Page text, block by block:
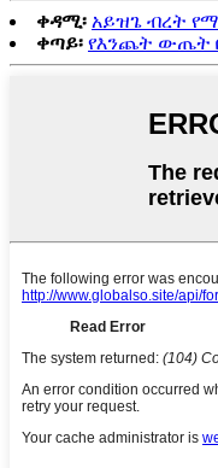
ቀዳሚ፡ አይዝጌ ብረት
ቀጣይ፡ የእንጨት ውጤት